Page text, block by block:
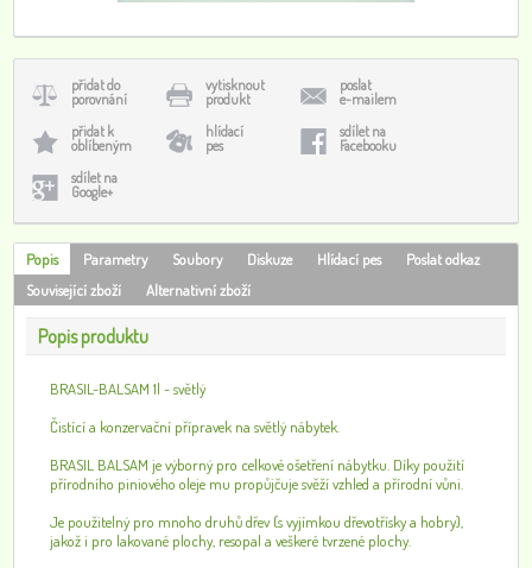
přidat do
porovnání
vytisknout
produkt
poslat
e-mailem
přidat k
oblíbeným
hlídací
pes
sdílet na
Facebooku
sdílet na
Google+
Popis Parametry Soubory Diskuze Hlídací pes
Poslat odkaz
Související zboží
Alternativní zboží
Popis produktu
BRASIL-BALSAM 1l - světlý
Čistící a konzervační přípravek na světlý nábytek.
BRASIL BALSAM je výborný pro celkové ošetření nábytku. Díky použití
přírodního piniového oleje mu propůjčuje svěží vzhled a přírodní vůni.
Je použitelný pro mnoho druhů dřev (s vyjímkou dřevotřísky a hobry),
jakož i pro lakované plochy, resopal a veškeré tvrzené plochy.